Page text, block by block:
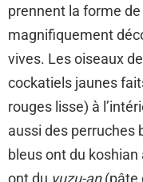
prennent la forme
magnifiquement
vives. Les oiseaux
cockatiels jaunes
rouges lisse) à
aussi des perruches
bleus ont du koshian
ont du yuzu-an(pâte